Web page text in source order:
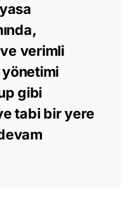
verimli
gibi
tabi bir yere